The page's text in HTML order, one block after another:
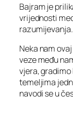
Bajram je
vrijednosti
razumijevanja.
Neka nam
veze među
vjera,
temeljima
navodi se u